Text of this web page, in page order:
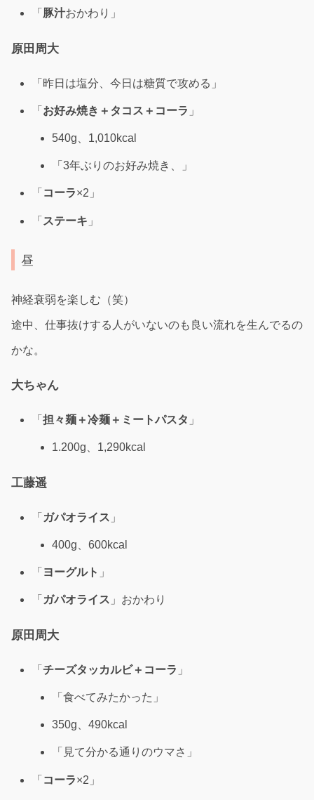
「 豚汁おかわり」
原田周大
「昨日は塩分、今日は糖質で攻める」
「 お好み焼き＋タコス ＋コーラ 」
540g、1,010kcal
「3年ぶりのお好み焼き、」
「 コーラ×2」
「 ステーキ 」
昼
神経衰弱を楽しむ（笑）
途中、仕事抜けする人がいないのも良い流れを生んでるの
かな。
大ちゃん
「担々麺＋冷麺＋ミートパスタ 」
1.200g、1,290kcal
工藤遥
「 ガパオライス 」
400g、600kcal
「 ヨーグルト 」
「 ガパオライス 」おかわり
原田周大
「チーズタッカルビ＋コーラ 」
「食べてみたかった」
350g、490kcal
「見て分かる通りのウマさ」
「 コーラ×2」